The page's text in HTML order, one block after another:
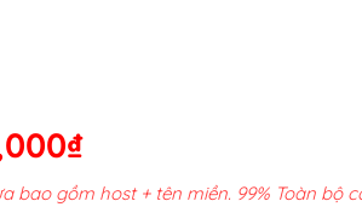
₫Giá
hiện
tại
bao gồm host + tên miền. 99% Toàn bộ